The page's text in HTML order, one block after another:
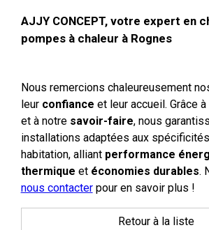
AJJY CONCEPT, votre expert en
pompes à chaleur à Rognes
Nous remercions chaleureusement
leur confiance et leur accueil. Grâce
et à notre savoir-faire, nous
installations adaptées aux
habitation, alliant performance
thermique et économies durables.
nous contacterpour en savoir plus !
Retour à la liste